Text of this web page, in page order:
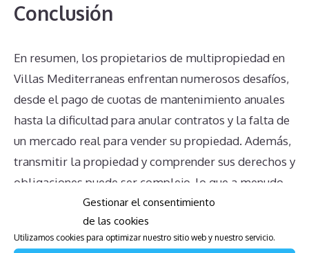
Gestionar el consentimiento
de las cookies
Utilizamos cookies para optimizar nuestro sitio web y nuestro servicio.
Conclusión
En resumen, los propietarios de multipropiedad en
Villas Mediterraneas enfrentan numerosos desafíos,
desde el pago de cuotas de mantenimiento anuales
hasta la dificultad para anular contratos y la falta de
un mercado real para vender su propiedad. Además,
transmitir la propiedad y comprender sus derechos y
obligaciones puede ser complejo, lo que a menudo
resulta en decisiones mal informadas. La
administración del complejo tampoco facilita las
cosas, ya que tiende a proporcionar información